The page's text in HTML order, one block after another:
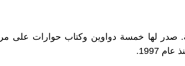
صدر لها خمسة دواوين وكتاب حوارات على
1997.